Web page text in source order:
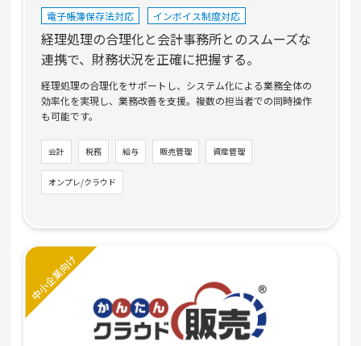
電子帳簿保存法対応 インボイス制度対応
経理処理の合理化と会計事務所とのスムーズな
連携で、財務状況を正確に把握する。
経理処理の合理化をサポートし、システム化による業務全体の
効率化を実現し、業務改善を支援。複数の担当者での同時操作
も可能です。
会計 税務 給与 販売管理 資産管理
オンプレ/クラウド